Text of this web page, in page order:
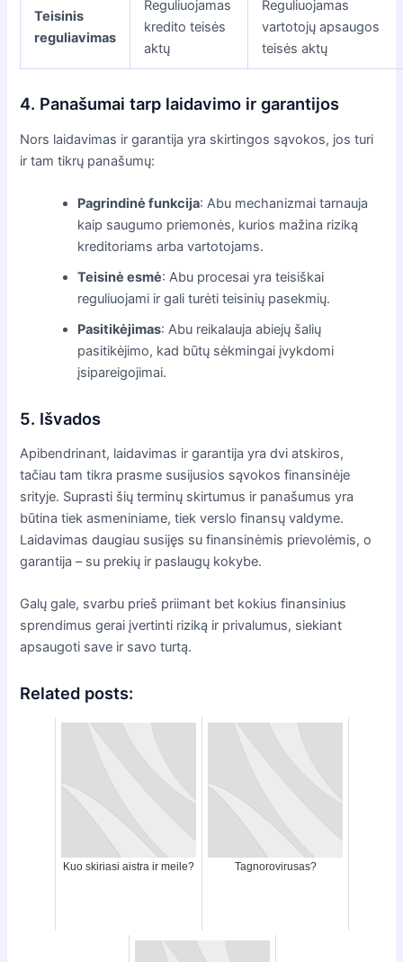
Teisinis
reguliavimas
Reguliuojamas
kredito teisės
aktų
Reguliuojamas
vartotojų apsaugos
teisės aktų
4. Panašumai tarp laidavimo ir garantijos
Nors laidavimas ir garantija yra skirtingos sąvokos, jos turi
ir tam tikrų panašumų:
Pagrindinė funkcija: Abu mechanizmai tarnauja
kaip saugumo priemonės, kurios mažina riziką
kreditoriams arba vartotojams.
Teisinė esmė: Abu procesai yra teisiškai
reguliuojami ir gali turėti teisinių pasekmių.
Pasitikėjimas: Abu reikalauja abiejų šalių
pasitikėjimo, kad būtų sėkmingai įvykdomi
įsipareigojimai.
5. Išvados
Apibendrinant, laidavimas ir garantija yra dvi atskiros,
tačiau tam tikra prasme susijusios sąvokos finansinėje
srityje. Suprasti šių terminų skirtumus ir panašumus yra
būtina tiek asmeniniame, tiek verslo finansų valdyme.
Laidavimas daugiau susijęs su finansinėmis prievolėmis, o
garantija – su prekių ir paslaugų kokybe.
Galų gale, svarbu prieš priimant bet kokius finansinius
sprendimus gerai įvertinti riziką ir privalumus, siekiant
apsaugoti save ir savo turtą.
Related posts:
Kuo skiriasi aistra ir meile? Tagnorovirusas?